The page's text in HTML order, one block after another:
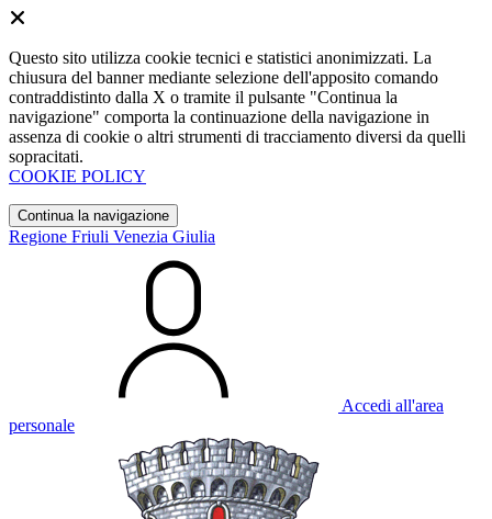
Questo sito utilizza cookie tecnici e statistici anonimizzati. La
chiusura del banner mediante selezione dell'apposito comando
contraddistinto dalla X o tramite il pulsante "Continua la
navigazione" comporta la continuazione della navigazione in
assenza di cookie o altri strumenti di tracciamento diversi da quelli
sopracitati.
COOKIE POLICY
Continua la navigazione
Regione Friuli Venezia Giulia
Accedi all'area
personale